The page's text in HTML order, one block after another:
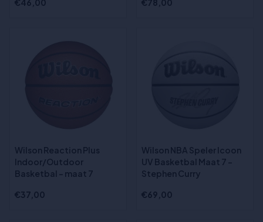
€46,00
€78,00
Wilson Reaction Plus
Indoor/Outdoor
Basketbal - maat 7
€37,00
Wilson NBA Speler Icoon
UV Basketbal Maat 7 -
Stephen Curry
€69,00